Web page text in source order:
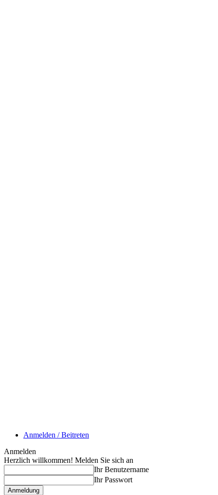
Anmelden / Beitreten
Anmelden
Herzlich willkommen! Melden Sie sich an
Ihr Benutzername
Ihr Passwort